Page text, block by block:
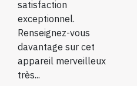
satisfaction
exceptionnel.
Renseignez-vous
davantage sur cet
appareil merveilleux
très...